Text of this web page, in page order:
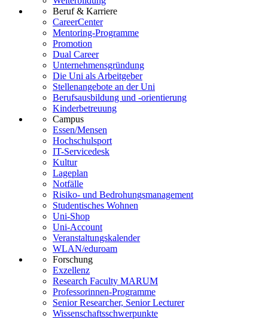
Beruf & Karriere
CareerCenter
Mentoring-Programme
Promotion
Dual Career
Unternehmensgründung
Die Uni als Arbeitgeber
Stellenangebote an der Uni
Berufsausbildung und -orientierung
Kinderbetreuung
Campus
Essen/Mensen
Hochschulsport
IT-Servicedesk
Kultur
Lageplan
Notfälle
Risiko- und Bedrohungsmanagement
Studentisches Wohnen
Uni-Shop
Uni-Account
Veranstaltungskalender
WLAN/eduroam
Forschung
Exzellenz
Research Faculty MARUM
Professorinnen-Programme
Senior Researcher, Senior Lecturer
Wissenschaftsschwerpunkte